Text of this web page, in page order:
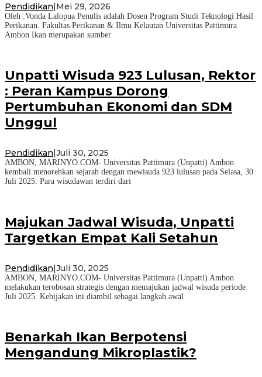
Pendidikan|Mei 29, 2026
Oleh :Vonda Lalopua Penulis adalah Dosen Program Studi Teknologi Hasil
Perikanan. Fakultas Perikanan & Ilmu Kelautan Universitas Pattimura
Ambon Ikan merupakan sumber
Unpatti Wisuda 923 Lulusan, Rektor
: Peran Kampus Dorong
Pertumbuhan Ekonomi dan SDM
Unggul
Pendidikan Juli 30, 2025
AMBON, MARINYO.COM- Universitas Pattimura (Unpatti) Ambon
kembali menorehkan sejarah dengan mewisuda 923 lulusan pada Selasa, 30
Juli 2025. Para wisudawan terdiri dari
Majukan Jadwal Wisuda, Unpatti
Targetkan Empat Kali Setahun
Pendidikan|Juli 30, 2025
AMBON, MARINYO.COM- Universitas Pattimura (Unpatti) Ambon
melakukan terobosan strategis dengan memajukan jadwal wisuda periode
Juli 2025. Kebijakan ini diambil sebagai langkah awal
Benarkah Ikan Berpotensi
Mengandung Mikroplastik?